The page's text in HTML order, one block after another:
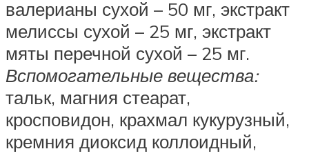
валерианы сухой – 50 мг, экстракт
мелиссы сухой – 25 мг, экстракт
мяты перечной сухой – 25 мг.
Вспомогательные вещества:
тальк, магния стеарат,
кросповидон, крахмал кукурузный,
кремния диоксид коллоидный,